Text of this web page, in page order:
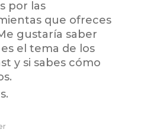
por las
que ofreces
gustaría saber
el tema de los
y si sabes cómo